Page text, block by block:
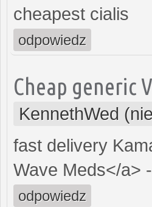
cheapest cialis
odpowiedz
Cheap generic
KennethWed
fast delivery
Wave Meds</a>
odpowiedz